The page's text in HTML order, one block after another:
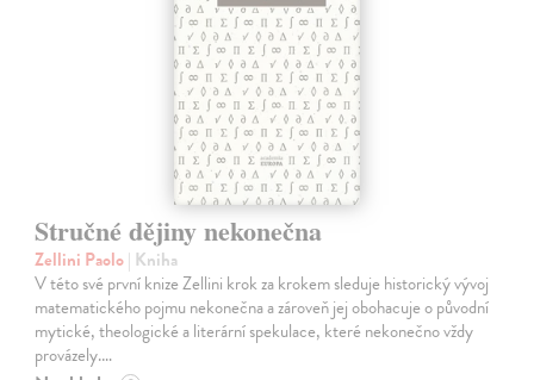
Stručné dějiny nekonečna
Zellini Paolo| Kniha
V této své první knize Zellini krok za krokem sleduje historický vývoj
matematického pojmu nekonečna a zároveň jej obohacuje o původní
mytické, theologické a literární spekulace, které nekonečno vždy
provázely.…